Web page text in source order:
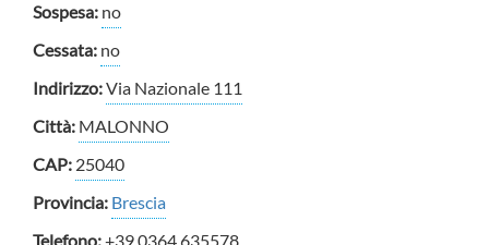
Sospesa: no
Cessata: no
Indirizzo:Via Nazionale 111
Città: MALONNO
CAP: 25040
Provincia: Brescia
Telefono:+39 0364 635578